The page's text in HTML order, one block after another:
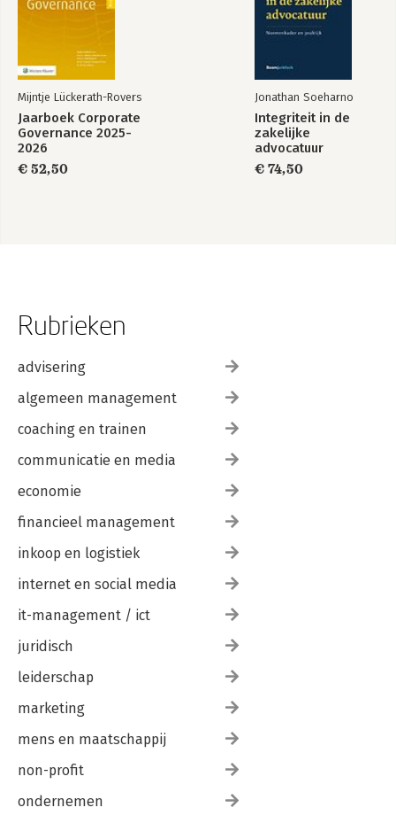
Mijntje Lückerath-Rovers
Jaarboek Corporate
Governance 2025-
2026
€ 52,50
Jonathan Soeharno
Integriteit in de
zakelijke
advocatuur
€ 74,50
Rubrieken
advisering
algemeen management
coaching en trainen
communicatie en media
economie
financieel management
inkoop en logistiek
internet en social media
it-management / ict
juridisch
leiderschap
marketing
mens en maatschappij
non-profit
ondernemen